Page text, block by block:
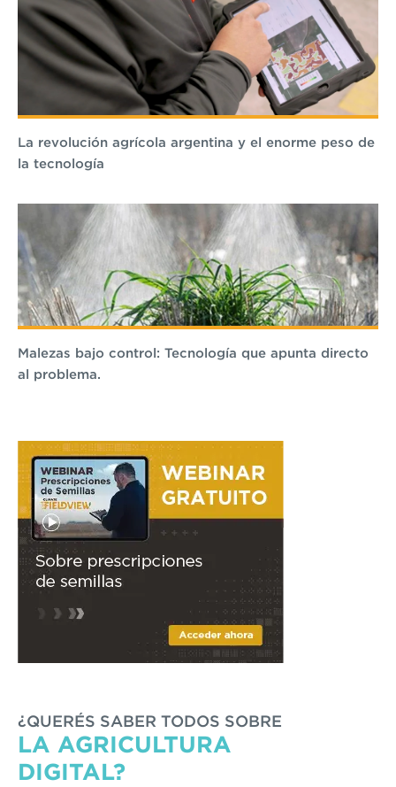
La revolución agrícola argentina y el enorme peso de
la tecnología
Malezas bajo control: Tecnología que apunta directo
al problema.
¿QUERÉS SABER TODOS SOBRE
LA AGRICULTURA
DIGITAL?